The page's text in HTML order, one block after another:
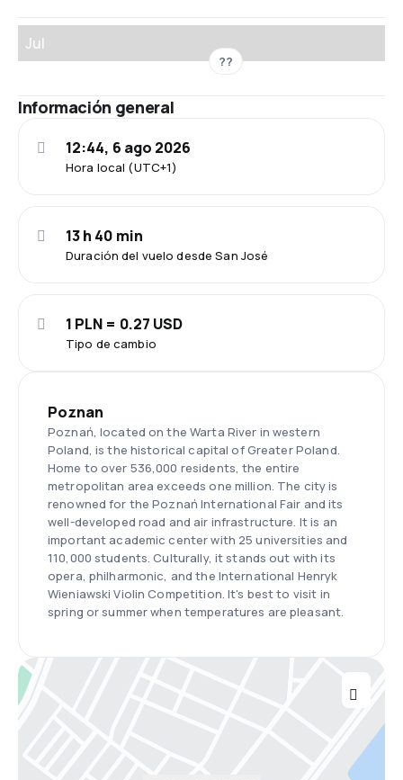
Jul
??
Información general
Hora local (UTC+1)
12:44, 6 ago 2026
Duración del vuelo desde San José
13 h 40 min
Tipo de cambio
1 PLN = 0.27 USD
Poznan
Poznań, located on the Warta River in western
Poland, is the historical capital of Greater Poland.
Home to over 536,000 residents, the entire
metropolitan area exceeds one million. The city is
renowned for the Poznań International Fair and its
well-developed road and air infrastructure. It is an
important academic center with 25 universities and
110,000 students. Culturally, it stands out with its
opera, philharmonic, and the International Henryk
Wieniawski Violin Competition. It's best to visit in
spring or summer when temperatures are pleasant.